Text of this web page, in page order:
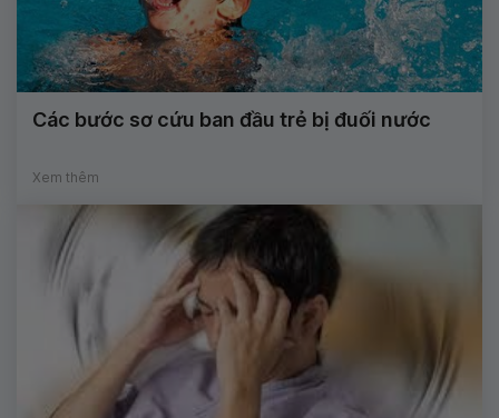
Các bước sơ cứu ban đầu trẻ bị đuối nước
Xem thêm